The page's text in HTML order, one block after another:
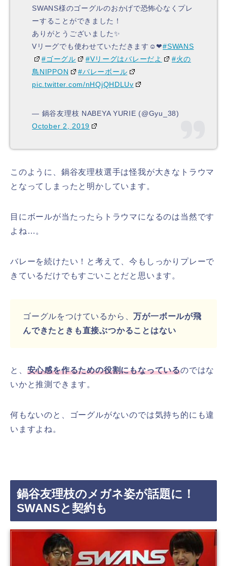
SWANS様のゴーグルのおかげで恐怖心なくプレ
ーすることができました！
ありがとうございました✨
Vリーグでも使わせていただきます☺❤#SWANS
#ゴーグル
#Vリーグはバレーだよ
#火の
鳥NIPPON
#バレーボール
pic.twitter.com/nHQjQHDLUv
— 鍋谷友理枝 NABEYA YURIE (@Gyu_38)
October 2, 2019
このように、鍋谷友理枝選手は怪我が大きなトラウマ
となってしまったと明かしています。
目にボールが当たったらトラウマになるのは当然です
よね…。
バレーを続けたい！と考えて、今もしっかりプレーで
きているだけでもすごいことだと思います。
ゴーグルをつけているから、万が一ボールが飛
んできたときも直接ぶつかることはない
と、 安心感を作るための役割にもなっているのではな
いかと推測できます。
何もないのと、ゴーグルがないのでは気持ち的にも違
いますよね。
鍋谷友理枝のメガネ姿が話題に！
SWANSと契約も